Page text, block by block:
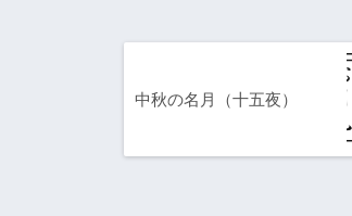
中秋の名月（十五夜）